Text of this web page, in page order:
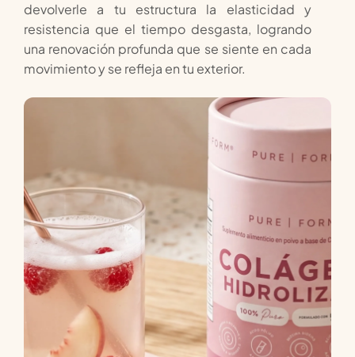
devolverle a tu estructura la elasticidad y
resistencia que el tiempo desgasta, logrando
una renovación profunda que se siente en cada
movimiento y se refleja en tu exterior.